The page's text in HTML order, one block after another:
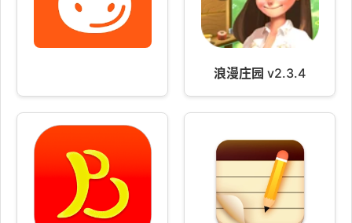
浪漫庄园 v2.3.4